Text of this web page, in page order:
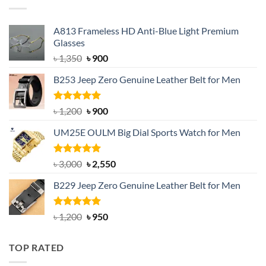
A813 Frameless HD Anti-Blue Light Premium
Glasses
৳1,350 Original
was:
৳ 1,350.
৳900Current
is:
B253 Jeep Zero Genuine Leather Belt for Men
Rated5.00
out of 5
৳1,200 Original
was:
৳ 1,200.
৳900Current
is:
UM25E OULM Big Dial Sports Watch for Men
Rated5.00
out of 5
৳3,000 Original
was:
৳ 3,000.
৳2,550Current
is:
B229 Jeep Zero Genuine Leather Belt for Men
Rated4.92
out of 5
৳1,200 Original
৳950Current
TOP RATED